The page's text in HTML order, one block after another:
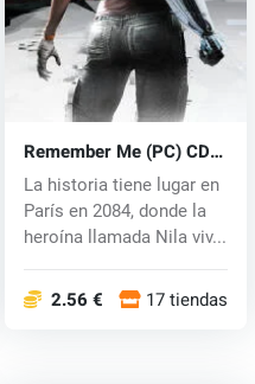
Remember Me (PC) CD
key
La historia tiene lugar en
París en 2084, donde la
heroína llamada Nila viv...
2.56 € 17 tiendas